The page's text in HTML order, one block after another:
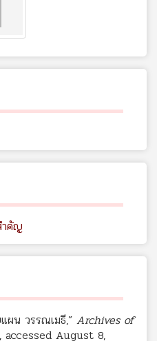
คัญ
ผน วรรณเมธี,” Archives of
, accessed August 8,